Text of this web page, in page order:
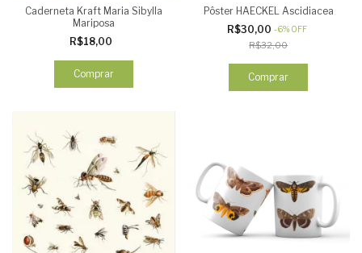
Caderneta Kraft Maria Sibylla
Mariposa
R$18,00
Comprar
Pôster HAECKEL Ascidiacea
R$30,00 -6% OFF
R$32,00
Comprar